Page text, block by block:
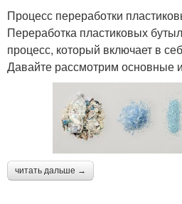
Процесс переработки
Переработка пластиковых
процесс, который включает в
Давайте рассмотрим основные
читать дальше →